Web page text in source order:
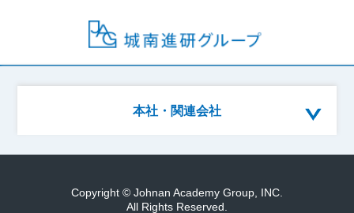
本社・関連会社
Copyright © Johnan Academy Group, INC.
All Rights Reserved.